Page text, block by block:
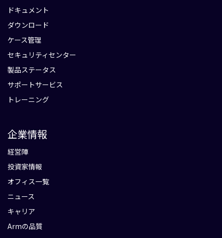
ドキュメント
ダウンロード
ケース管理
セキュリティセンター
製品ステータス
サポートサービス
トレーニング
企業情報
経営陣
投資家情報
オフィス一覧
ニュース
キャリア
Armの品質